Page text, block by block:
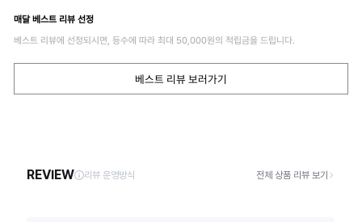
매달 베스트 리뷰 선정
베스트 리뷰에 선정되시면, 등수에 따라 최대 50,000원의 적립금을 드립니다.
베스트 리뷰 보러가기